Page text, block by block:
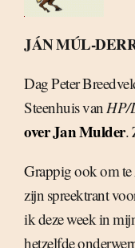
JÁN MÚL-
Dag Peter
Steenhuis vanHP/
over Jan Mulder.
Grappig ook om te
zijn spreektrant
ik deze week in
hetzelfde